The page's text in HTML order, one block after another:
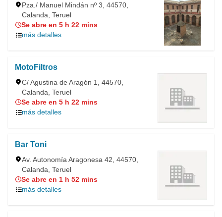
Pza./ Manuel Mindán nº 3, 44570,
Calanda, Teruel
Se abre en 5 h 22 mins
más detalles
MotoFiltros
C/ Agustina de Aragón 1, 44570,
Calanda, Teruel
Se abre en 5 h 22 mins
más detalles
Bar Toni
Av. Autonomía Aragonesa 42, 44570,
Calanda, Teruel
Se abre en 1 h 52 mins
más detalles